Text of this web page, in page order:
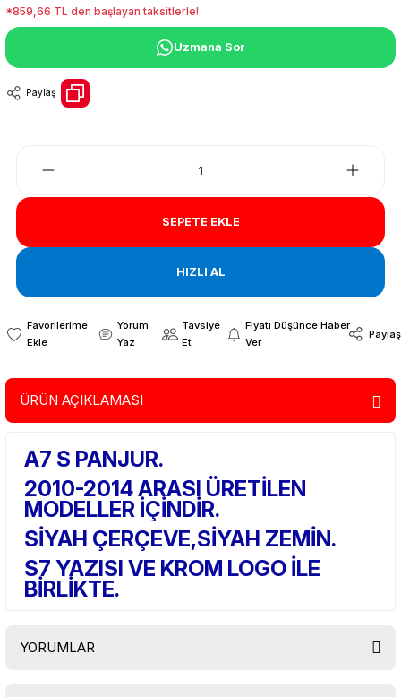
*859,66 TL den başlayan taksitlerle!
Uzmana Sor
Paylaş
SEPETE EKLE
HIZLI AL
Yorum
Yaz
Tavsiye
Et
Fiyatı Düşünce Haber
Ver
Paylaş
ÜRÜN AÇIKLAMASI
A7 S PANJUR.
2010-2014 ARASI ÜRETİLEN
MODELLER İÇİNDİR.
SİYAH ÇERÇEVE,SİYAH ZEMİN.
S7 YAZISI VE KROM LOGO İLE
BİRLİKTE.
YORUMLAR